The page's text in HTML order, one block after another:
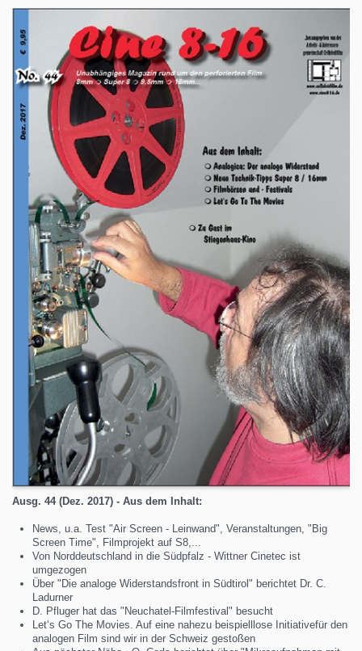
Ausg. 44 (Dez. 2017) - Aus dem Inhalt:
News, u.a. Test "Air Screen - Leinwand", Veranstaltungen, "Big
Screen Time", Filmprojekt auf S8,...
Von Norddeutschland in die Südpfalz - Wittner Cinetec ist
umgezogen
Über "Die analoge Widerstandsfront in Südtirol" berichtet Dr. C.
Ladurner
D. Pfluger hat das "Neuchatel-Filmfestival" besucht
Let‘s Go The Movies. Auf eine nahezu beispielllose Initiativefür den
analogen Film sind wir in der Schweiz gestoßen